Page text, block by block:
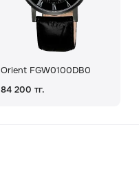
Orient FGW0100DB0
84 200 тг.